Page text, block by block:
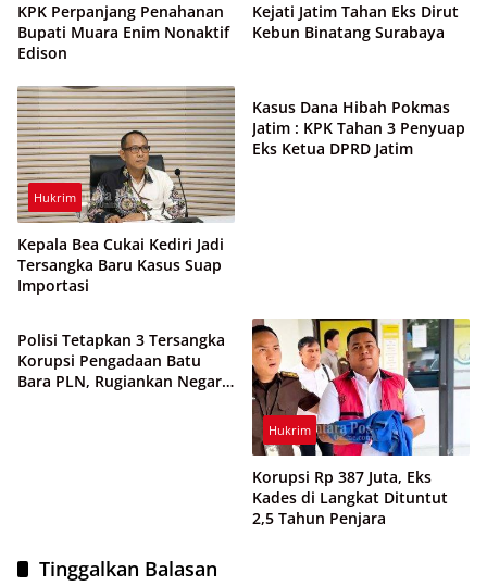
KPK Perpanjang Penahanan
Bupati Muara Enim Nonaktif
Edison
Kejati Jatim Tahan Eks Dirut
Kebun Binatang Surabaya
Hukrim
Kepala Bea Cukai Kediri Jadi
Tersangka Baru Kasus Suap
Importasi
Kasus Dana Hibah Pokmas
Jatim : KPK Tahan 3 Penyuap
Eks Ketua DPRD Jatim
Hukrim
Polisi Tetapkan 3 Tersangka
Korupsi Pengadaan Batu
Bara PLN, Rugiankan Negara
Hukrim
Korupsi Rp 387 Juta, Eks
Kades di Langkat Dituntut
2,5 Tahun Penjara
Tinggalkan Balasan